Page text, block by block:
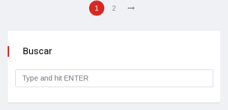
1 2
Buscar